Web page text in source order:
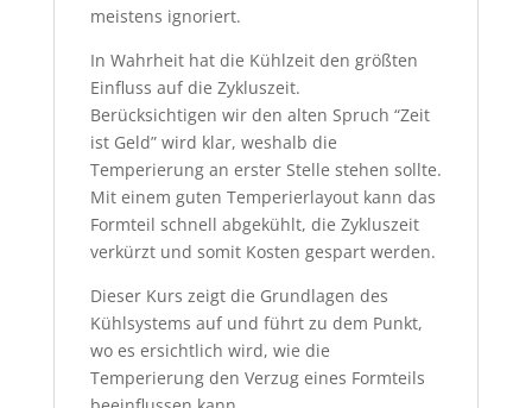
meistens ignoriert.
In Wahrheit hat die Kühlzeit den größten
Einfluss auf die Zykluszeit.
Berücksichtigen wir den alten Spruch “Zeit
ist Geld” wird klar, weshalb die
Temperierung an erster Stelle stehen sollte.
Mit einem guten Temperierlayout kann das
Formteil schnell abgekühlt, die Zykluszeit
verkürzt und somit Kosten gespart werden.
Dieser Kurs zeigt die Grundlagen des
Kühlsystems auf und führt zu dem Punkt,
wo es ersichtlich wird, wie die
Temperierung den Verzug eines Formteils